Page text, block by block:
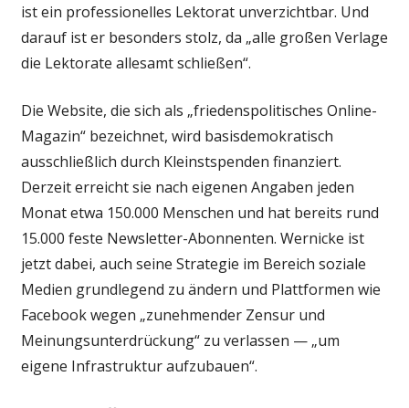
ist ein professionelles Lektorat unverzichtbar. Und
darauf ist er besonders stolz, da „alle großen Verlage
die Lektorate allesamt schließen“.
Die Website, die sich als „friedenspolitisches Online-
Magazin“ bezeichnet, wird basisdemokratisch
ausschließlich durch Kleinstspenden finanziert.
Derzeit erreicht sie nach eigenen Angaben jeden
Monat etwa 150.000 Menschen und hat bereits rund
15.000 feste Newsletter-Abonnenten. Wernicke ist
jetzt dabei, auch seine Strategie im Bereich soziale
Medien grundlegend zu ändern und Plattformen wie
Facebook wegen „zunehmender Zensur und
Meinungsunterdrückung“ zu verlassen — „um
eigene Infrastruktur aufzubauen“.